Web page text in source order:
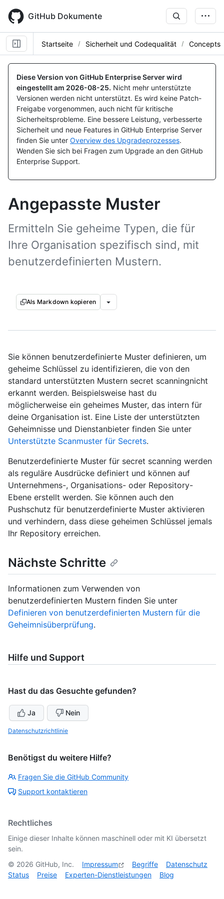
main
content
GitHub Dokumente
Startseite Sicherheit und Codequalität Concepts
Diese Version von GitHub Enterprise Server wird
eingestellt am 2026-08-25. Nicht mehr unterstützte
Versionen werden nicht unterstützt. Es wird keine Patch-
Freigabe vorgenommen, auch nicht für kritische
Sicherheitsprobleme. Eine bessere Leistung, verbesserte
Sicherheit und neue Features in GitHub Enterprise Server
finden Sie unter Overview des Upgradeprozesses.
Wenden Sie sich bei Fragen zum Upgrade an den GitHub
Enterprise Support.
Angepasste Muster
Ermitteln Sie geheime Typen, die für
Ihre Organisation spezifisch sind, mit
benutzerdefinierten Mustern.
Als Markdown kopieren
Sie können benutzerdefinierte Muster definieren, um
geheime Schlüssel zu identifizieren, die von den
standard unterstützten Mustern secret scanningnicht
erkannt werden. Beispielsweise hast du
möglicherweise ein geheimes Muster, das intern für
deine Organisation ist. Eine Liste der unterstützten
Geheimnisse und Dienstanbieter finden Sie unter
Unterstützte Scanmuster für Secrets.
Benutzerdefinierte Muster für secret scanning werden
als reguläre Ausdrücke definiert und können auf
Unternehmens-, Organisations- oder Repository-
Ebene erstellt werden. Sie können auch den
Pushschutz für benutzerdefinierte Muster aktivieren
und verhindern, dass diese geheimen Schlüssel jemals
Ihr Repository erreichen.
Nächste Schritte
Informationen zum Verwenden von
benutzerdefinierten Mustern finden Sie unter
Definieren von benutzerdefinierten Mustern für die
Geheimnisüberprüfung.
Hilfe und Support
Hast du das Gesuchte gefunden?
Ja Nein
Datenschutzrichtlinie
Benötigst du weitere Hilfe?
Fragen Sie die GitHub Community
Support kontaktieren
Rechtliches
Einige dieser Inhalte können maschinell oder mit KI übersetzt
sein.
© 2026 GitHub, Inc. Impressum Begriffe
Datenschutz
Status
Preise Experten-Dienstleistungen Blog